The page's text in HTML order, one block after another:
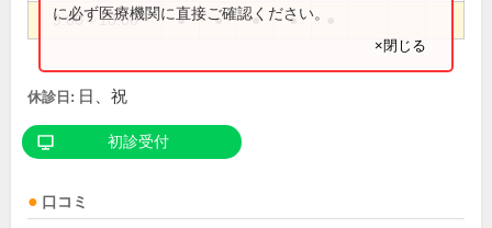
9:00～18:00 ● ● ● ●
に必ず医療機関に直接ご確認ください。
×閉じる
休診日: 日、祝
初診受付
口コミ